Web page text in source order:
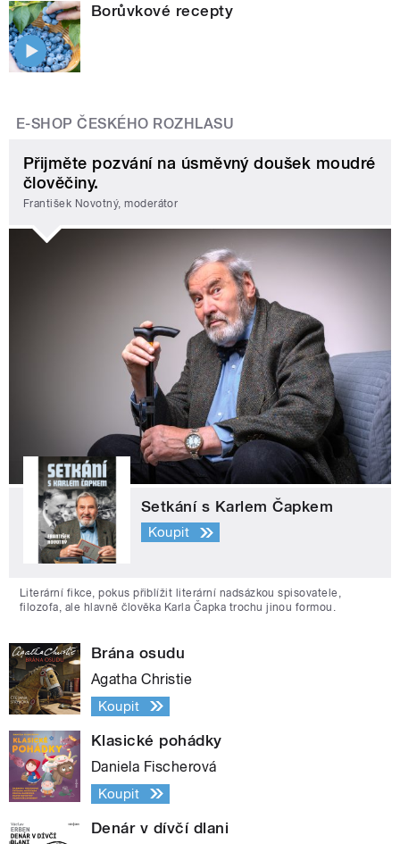
Borůvkové recepty
E-SHOP ČESKÉHO ROZHLASU
Přijměte pozvání na úsměvný doušek moudré
člověčiny.
František Novotný, moderátor
Setkání s Karlem Čapkem
Koupit
Literární fikce, pokus přiblížit literární nadsázkou spisovatele,
filozofa, ale hlavně člověka Karla Čapka trochu jinou formou.
Brána osudu
Agatha Christie
Koupit
Klasické pohádky
Daniela Fischerová
Koupit
Denár v dívčí dlani